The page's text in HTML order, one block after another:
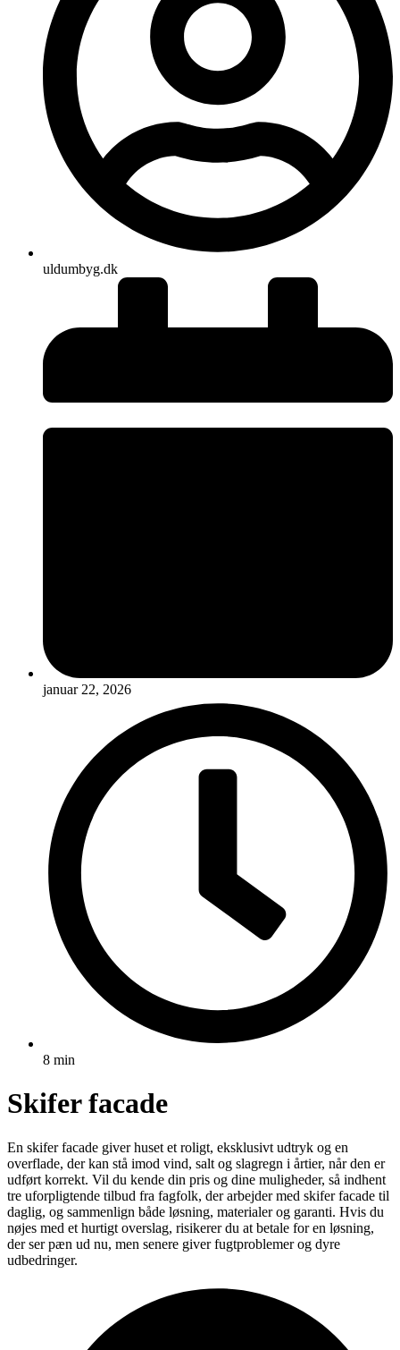
uldumbyg.dk
januar 22, 2026
8 min
Skifer facade
En skifer facade giver huset et roligt, eksklusivt udtryk og en
overflade, der kan stå imod vind, salt og slagregn i årtier, når den er
udført korrekt. Vil du kende din pris og dine muligheder, så indhent
tre uforpligtende tilbud fra fagfolk, der arbejder med skifer facade til
daglig, og sammenlign både løsning, materialer og garanti. Hvis du
nøjes med et hurtigt overslag, risikerer du at betale for en løsning,
der ser pæn ud nu, men senere giver fugtproblemer og dyre
udbedringer.